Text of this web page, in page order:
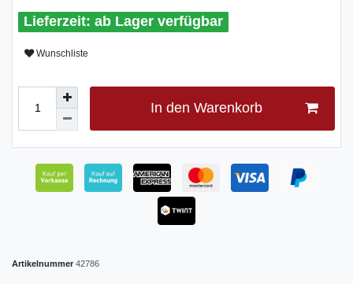
ab Lager verfügbar
Wunschliste
In den Warenkorb
Artikelnummer 42786